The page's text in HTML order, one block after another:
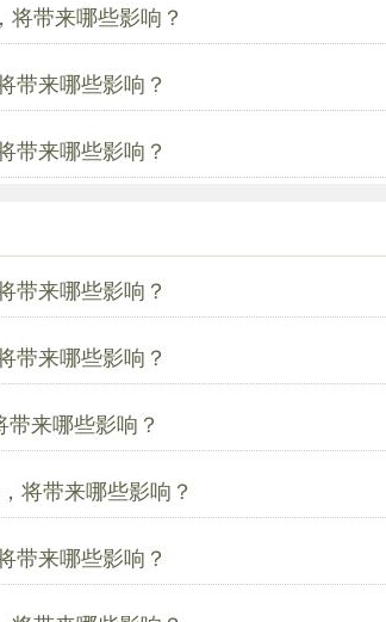
带来哪些影响？
带来哪些影响？
带来哪些影响？
带来哪些影响？
带来哪些影响？
来哪些影响？
将带来哪些影响？
带来哪些影响？